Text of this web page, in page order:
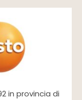
in provincia di